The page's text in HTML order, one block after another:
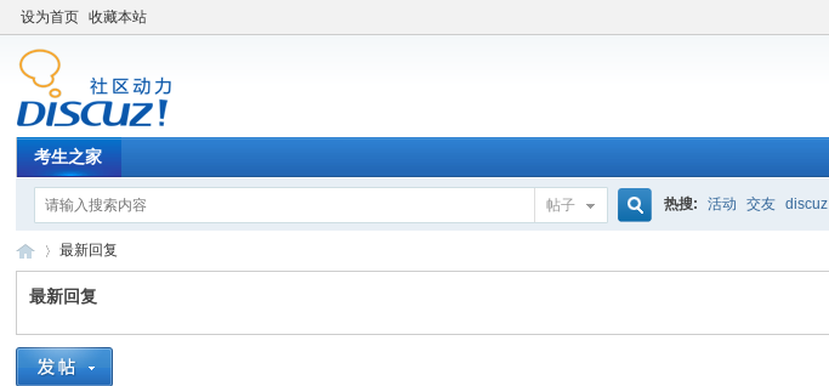
设为首页 收藏本站
考生之家
帖子 热搜: 活动 交友 discuz
考 ›
最新回复
最新回复